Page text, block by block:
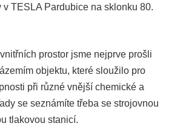
v TESLA Pardubice na sklonku 80.
prostor jsme nejprve prošli
objektu, které sloužilo pro
při různé vnější chemické a
se seznámíte třeba se strojovnou
tlakovou stanicí.